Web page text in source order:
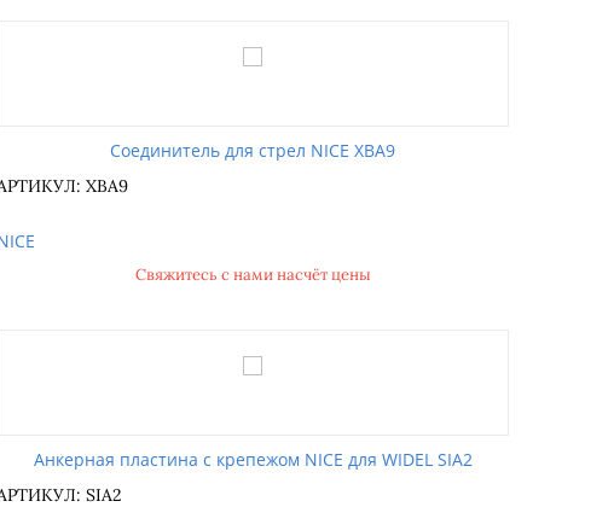
Соединитель для стрел NICE XBA9
XBA9
Свяжитесь с нами насчёт цены
Анкерная пластина с крепежом NICE для WIDEL SIA2
SIA2